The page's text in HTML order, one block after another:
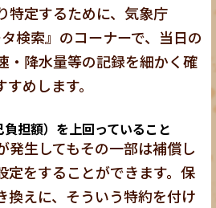
特定するために、気象庁
検索』 のコーナーで、当日の
・降水量等の記録を細かく確
めします。
担額）を上回っていること
発生してもその一部は補償し
定をすることができます。保
換えに、そういう特約を付け